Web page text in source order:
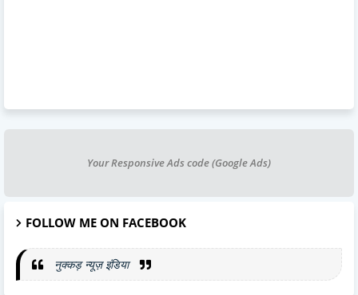
Your Responsive Ads code (Google Ads)
FOLLOW ME ON FACEBOOK
नुक्कड़ न्यूज़ इंडिया